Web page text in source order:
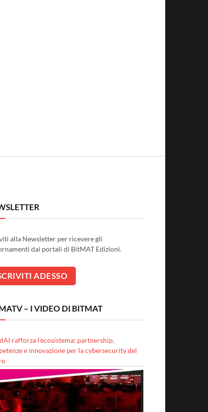
alla Newsletter per ricevere gli
dai portali di BitMAT Edizioni.
– I VIDEO DI BITMAT
rafforza l’ecosistema: partnership,
e innovazione per la cybersecurity del